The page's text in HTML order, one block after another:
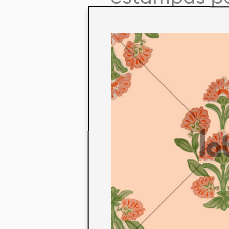
aos seus
linha de
mercados.
acabados